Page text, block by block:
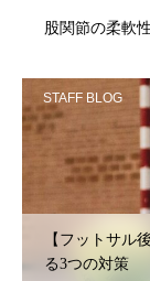
股関節の柔軟
STAFF BLOG
【フットサル
る3つの対策